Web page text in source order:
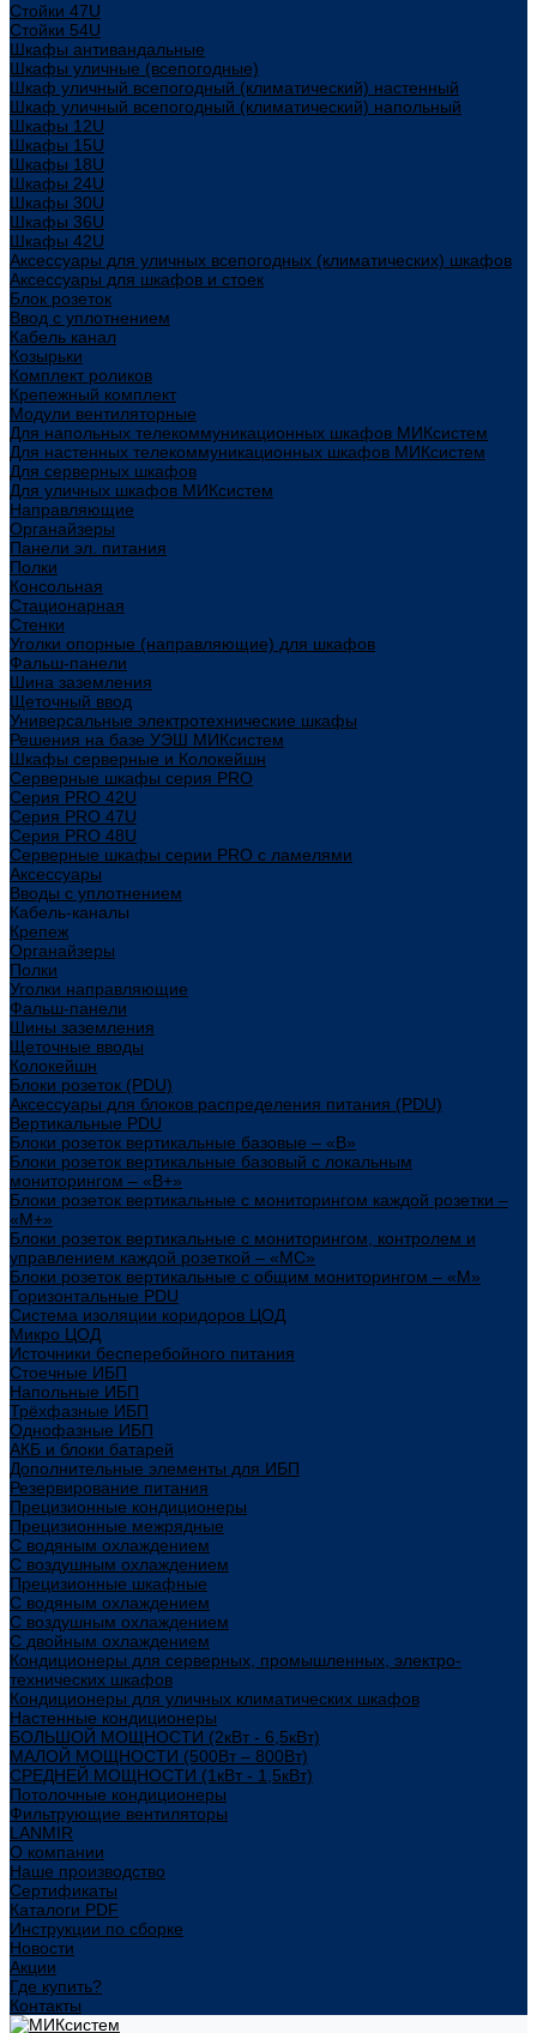
Стойки 47U
Стойки 54U
Шкафы антивандальные
Шкафы уличные (всепогодные)
Шкаф уличный всепогодный (климатический) настенный
Шкаф уличный всепогодный (климатический) напольный
Шкафы 12U
Шкафы 15U
Шкафы 18U
Шкафы 24U
Шкафы 30U
Шкафы 36U
Шкафы 42U
Аксессуары для уличных всепогодных (климатических) шкафов
Аксессуары для шкафов и стоек
Блок розеток
Ввод с уплотнением
Кабель канал
Козырьки
Комплект роликов
Крепежный комплект
Модули вентиляторные
Для напольных телекоммуникационных шкафов МИКсистем
Для настенных телекоммуникационных шкафов МИКсистем
Для серверных шкафов
Для уличных шкафов МИКсистем
Направляющие
Органайзеры
Панели эл. питания
Полки
Консольная
Стационарная
Стенки
Уголки опорные (направляющие) для шкафов
Фальш-панели
Шина заземления
Щеточный ввод
Универсальные электротехнические шкафы
Решения на базе УЭШ МИКсистем
Шкафы серверные и Колокейшн
Серверные шкафы серия PRO
Серия PRO 42U
Серия PRO 47U
Серия PRO 48U
Серверные шкафы серии PRO с ламелями
Аксессуары
Вводы с уплотнением
Кабель-каналы
Крепеж
Органайзеры
Полки
Уголки направляющие
Фальш-панели
Шины заземления
Щеточные вводы
Колокейшн
Блоки розеток (PDU)
Аксессуары для блоков распределения питания (PDU)
Вертикальные PDU
Блоки розеток вертикальные базовые – «В»
Блоки розеток вертикальные базовый с локальным
мониторингом – «В+»
Блоки розеток вертикальные с мониторингом каждой розетки –
«М+»
Блоки розеток вертикальные с мониторингом, контролем и
управлением каждой розеткой – «МС»
Блоки розеток вертикальные с общим мониторингом – «М»
Горизонтальные PDU
Система изоляции коридоров ЦОД
Микро ЦОД
Источники бесперебойного питания
Стоечные ИБП
Напольные ИБП
Трёхфазные ИБП
Однофазные ИБП
АКБ и блоки батарей
Дополнительные элементы для ИБП
Резервирование питания
Прецизионные кондиционеры
Прецизионные межрядные
С водяным охлаждением
С воздушным охлаждением
Прецизионные шкафные
С водяным охлаждением
С воздушным охлаждением
С двойным охлаждением
Кондиционеры для серверных, промышленных, электро-
технических шкафов
Кондиционеры для уличных климатических шкафов
Настенные кондиционеры
БОЛЬШОЙ МОЩНОСТИ (2кВт - 6,5кВт)
МАЛОЙ МОЩНОСТИ (500Вт – 800Вт)
СРЕДНЕЙ МОЩНОСТИ (1кВт - 1,5кВт)
Потолочные кондиционеры
Фильтрующие вентиляторы
LANMIR
О компании
Наше производство
Сертификаты
Каталоги PDF
Инструкции по сборке
Новости
Акции
Где купить?
Контакты